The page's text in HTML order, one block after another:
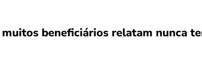
muitos beneficiários relatam nunca